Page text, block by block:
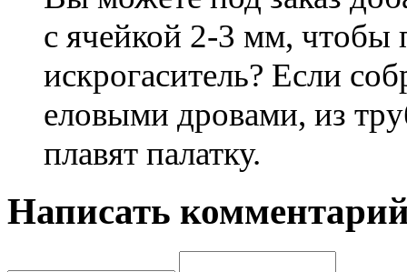
с ячейкой 2-3 мм, чтобы
искрогаситель? Если
еловыми дровами, из
плавят палатку.
Написать